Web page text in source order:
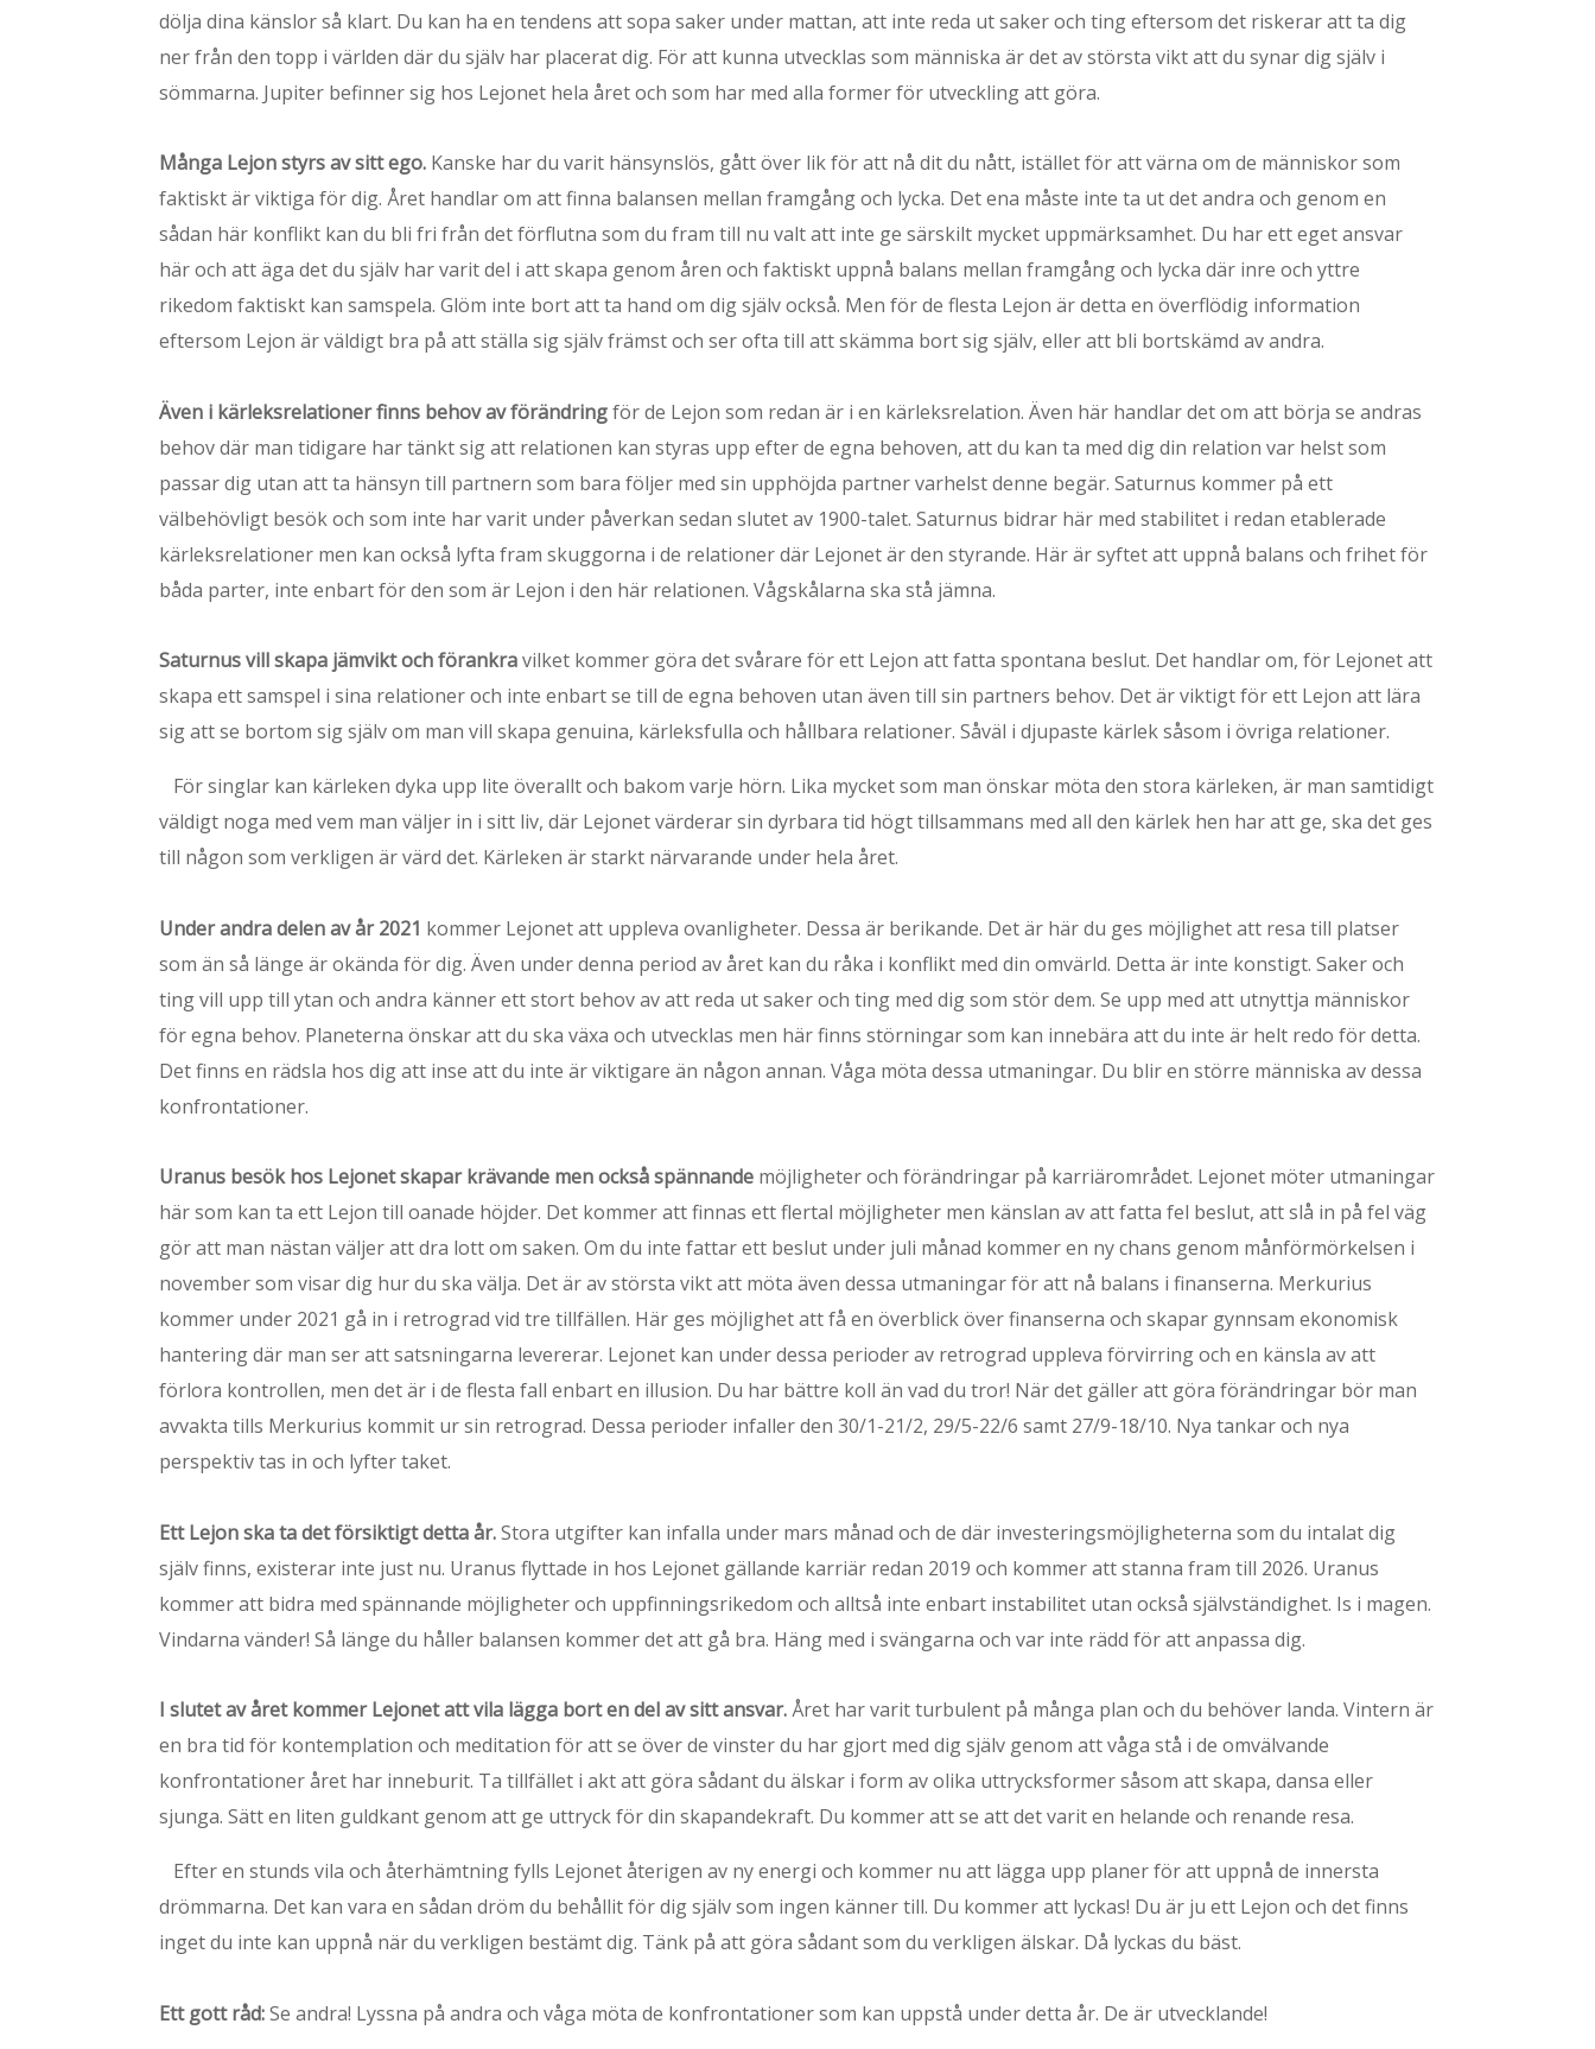
dölja dina känslor så klart. Du kan ha en tendens att sopa saker under mattan, att inte reda ut saker och ting eftersom det riskerar att ta dig
ner från den topp i världen där du själv har placerat dig. För att kunna utvecklas som människa är det av största vikt att du synar dig själv i
sömmarna. Jupiter befinner sig hos Lejonet hela året och som har med alla former för utveckling att göra.
Många Lejon styrs av sitt ego. Kanske har du varit hänsynslös, gått över lik för att nå dit du nått, istället för att värna om de människor som
faktiskt är viktiga för dig. Året handlar om att finna balansen mellan framgång och lycka. Det ena måste inte ta ut det andra och genom en
sådan här konflikt kan du bli fri från det förflutna som du fram till nu valt att inte ge särskilt mycket uppmärksamhet. Du har ett eget ansvar
här och att äga det du själv har varit del i att skapa genom åren och faktiskt uppnå balans mellan framgång och lycka där inre och yttre
rikedom faktiskt kan samspela. Glöm inte bort att ta hand om dig själv också. Men för de flesta Lejon är detta en överflödig information
eftersom Lejon är väldigt bra på att ställa sig själv främst och ser ofta till att skämma bort sig själv, eller att bli bortskämd av andra.
Även i kärleksrelationer finns behov av förändringför de Lejon som redan är i en kärleksrelation. Även här handlar det om att börja se andras
behov där man tidigare har tänkt sig att relationen kan styras upp efter de egna behoven, att du kan ta med dig din relation var helst som
passar dig utan att ta hänsyn till partnern som bara följer med sin upphöjda partner varhelst denne begär. Saturnus kommer på ett
välbehövligt besök och som inte har varit under påverkan sedan slutet av 1900-talet. Saturnus bidrar här med stabilitet i redan etablerade
kärleksrelationer men kan också lyfta fram skuggorna i de relationer där Lejonet är den styrande. Här är syftet att uppnå balans och frihet för
båda parter, inte enbart för den som är Lejon i den här relationen. Vågskålarna ska stå jämna.
Saturnus vill skapa jämvikt och förankravilket kommer göra det svårare för ett Lejon att fatta spontana beslut. Det handlar om, för Lejonet att
skapa ett samspel i sina relationer och inte enbart se till de egna behoven utan även till sin partners behov. Det är viktigt för ett Lejon att lära
sig att se bortom sig själv om man vill skapa genuina, kärleksfulla och hållbara relationer. Såväl i djupaste kärlek såsom i övriga relationer.
För singlar kan kärleken dyka upp lite överallt och bakom varje hörn. Lika mycket som man önskar möta den stora kärleken, är man samtidigt
väldigt noga med vem man väljer in i sitt liv, där Lejonet värderar sin dyrbara tid högt tillsammans med all den kärlek hen har att ge, ska det ges
till någon som verkligen är värd det. Kärleken är starkt närvarande under hela året.
Under andra delen av år 2021 kommer Lejonet att uppleva ovanligheter. Dessa är berikande. Det är här du ges möjlighet att resa till platser
som än så länge är okända för dig. Även under denna period av året kan du råka i konflikt med din omvärld. Detta är inte konstigt. Saker och
ting vill upp till ytan och andra känner ett stort behov av att reda ut saker och ting med dig som stör dem. Se upp med att utnyttja människor
för egna behov. Planeterna önskar att du ska växa och utvecklas men här finns störningar som kan innebära att du inte är helt redo för detta.
Det finns en rädsla hos dig att inse att du inte är viktigare än någon annan. Våga möta dessa utmaningar. Du blir en större människa av dessa
konfrontationer.
Uranus besök hos Lejonet skapar krävande men också spännande möjligheter och förändringar på karriärområdet. Lejonet möter utmaningar
här som kan ta ett Lejon till oanade höjder. Det kommer att finnas ett flertal möjligheter men känslan av att fatta fel beslut, att slå in på fel väg
gör att man nästan väljer att dra lott om saken. Om du inte fattar ett beslut under juli månad kommer en ny chans genom månförmörkelsen i
november som visar dig hur du ska välja. Det är av största vikt att möta även dessa utmaningar för att nå balans i finanserna. Merkurius
kommer under 2021 gå in i retrograd vid tre tillfällen. Här ges möjlighet att få en överblick över finanserna och skapar gynnsam ekonomisk
hantering där man ser att satsningarna levererar. Lejonet kan under dessa perioder av retrograd uppleva förvirring och en känsla av att
förlora kontrollen, men det är i de flesta fall enbart en illusion. Du har bättre koll än vad du tror! När det gäller att göra förändringar bör man
avvakta tills Merkurius kommit ur sin retrograd. Dessa perioder infaller den 30/1-21/2, 29/5-22/6 samt 27/9-18/10. Nya tankar och nya
perspektiv tas in och lyfter taket.
Ett Lejon ska ta det försiktigt detta år.Stora utgifter kan infalla under mars månad och de där investeringsmöjligheterna som du intalat dig
själv finns, existerar inte just nu. Uranus flyttade in hos Lejonet gällande karriär redan 2019 och kommer att stanna fram till 2026. Uranus
kommer att bidra med spännande möjligheter och uppfinningsrikedom och alltså inte enbart instabilitet utan också självständighet. Is i magen.
Vindarna vänder! Så länge du håller balansen kommer det att gå bra. Häng med i svängarna och var inte rädd för att anpassa dig.
I slutet av året kommer Lejonet att vila lägga bort en del av sitt ansvar.Året har varit turbulent på många plan och du behöver landa. Vintern är
en bra tid för kontemplation och meditation för att se över de vinster du har gjort med dig själv genom att våga stå i de omvälvande
konfrontationer året har inneburit. Ta tillfället i akt att göra sådant du älskar i form av olika uttrycksformer såsom att skapa, dansa eller
sjunga. Sätt en liten guldkant genom att ge uttryck för din skapandekraft. Du kommer att se att det varit en helande och renande resa.
Efter en stunds vila och återhämtning fylls Lejonet återigen av ny energi och kommer nu att lägga upp planer för att uppnå de innersta
drömmarna. Det kan vara en sådan dröm du behållit för dig själv som ingen känner till. Du kommer att lyckas! Du är ju ett Lejon och det finns
inget du inte kan uppnå när du verkligen bestämt dig. Tänk på att göra sådant som du verkligen älskar. Då lyckas du bäst.
Ett gott råd:Se andra! Lyssna på andra och våga möta de konfrontationer som kan uppstå under detta år. De är utvecklande!